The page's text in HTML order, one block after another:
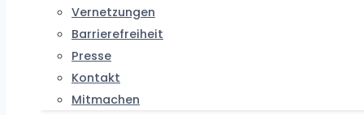
Vernetzungen
Barrierefreiheit
Presse
Kontakt
Mitmachen